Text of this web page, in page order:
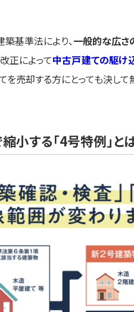
基準法により、一般的な広さ
正によって中古戸建ての駆け
を売却する方にとっても決して
小する「4号特例」と